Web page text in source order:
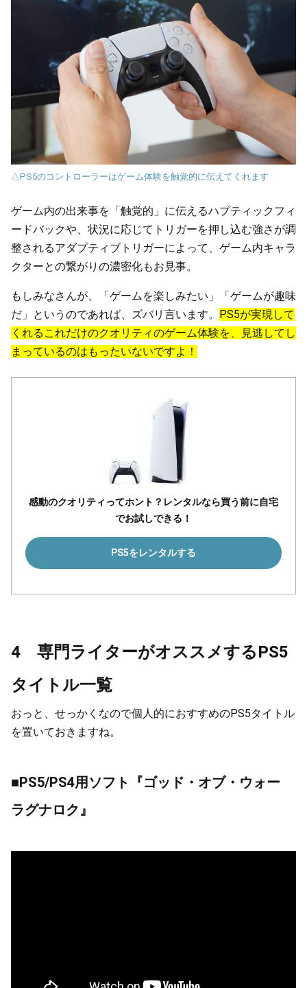
△PS5のコントローラーはゲーム体験を触覚的に伝えてくれます
ゲーム内の出来事を「触覚的」に伝えるハプティックフィ
ードバックや、状況に応じてトリガーを押し込む強さが調
整されるアダプティブトリガーによって、ゲーム内キャラ
クターとの繋がりの濃密化もお見事。
もしみなさんが、「ゲームを楽しみたい」「ゲームが趣味
だ」というのであれば、ズバリ言います。 PS5が実現して
くれるこれだけのクオリティのゲーム体験を、見逃してし
まっているのはもったいないですよ！
感動のクオリティってホント？レンタルなら買う前に自宅
でお試しできる！
PS5をレンタルする
4 専門ライターがオススメするPS5
タイトル一覧
おっと、せっかくなので個人的におすすめのPS5タイトル
を置いておきますね。
■PS5/PS4用ソフト『ゴッド・オブ・ウォー
ラグナロク』